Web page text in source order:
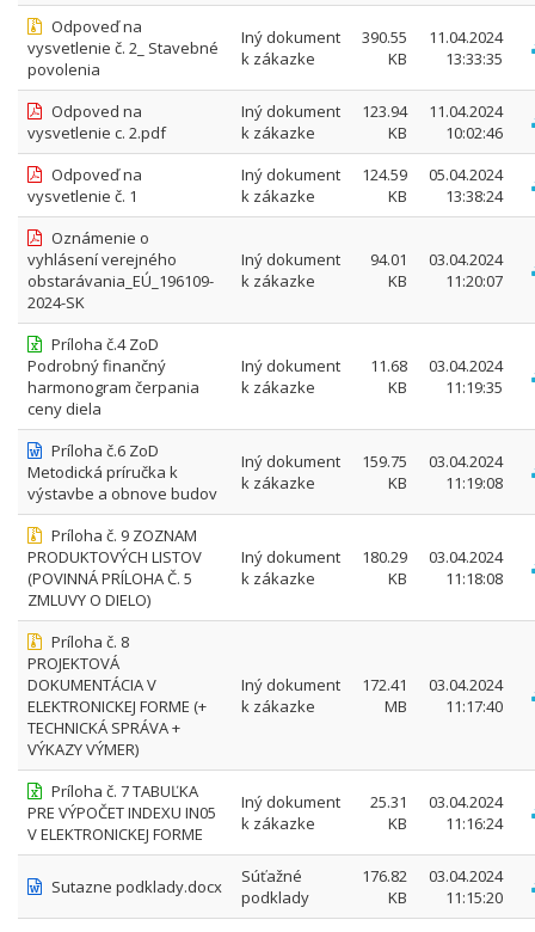
Odpoveď na
vysvetlenie č. 2_ Stavebné
povolenia
Iný dokument
k zákazke
390.55
KB
11.04.2024
13:33:35
Odpoved na
vysvetlenie c. 2.pdf
Iný dokument
k zákazke
123.94
KB
11.04.2024
10:02:46
Odpoveď na
vysvetlenie č. 1
Iný dokument
k zákazke
124.59
KB
05.04.2024
13:38:24
Oznámenie o
vyhlásení verejného
obstarávania_EÚ_196109-
2024-SK
Iný dokument
k zákazke
94.01
KB
03.04.2024
11:20:07
Príloha č.4 ZoD
Podrobný finančný
harmonogram čerpania
ceny diela
Iný dokument
k zákazke
11.68
KB
03.04.2024
11:19:35
Príloha č.6 ZoD
Metodická príručka k
výstavbe a obnove budov
Iný dokument
k zákazke
159.75
KB
03.04.2024
11:19:08
Príloha č. 9 ZOZNAM
PRODUKTOVÝCH LISTOV
(POVINNÁ PRÍLOHA Č. 5
ZMLUVY O DIELO)
Iný dokument
k zákazke
180.29
KB
03.04.2024
11:18:08
Príloha č. 8
PROJEKTOVÁ
DOKUMENTÁCIA V
ELEKTRONICKEJ FORME (+
TECHNICKÁ SPRÁVA +
VÝKAZY VÝMER)
Iný dokument
k zákazke
172.41
MB
03.04.2024
11:17:40
Príloha č. 7 TABUĽKA
PRE VÝPOČET INDEXU IN05
V ELEKTRONICKEJ FORME
Iný dokument
k zákazke
25.31
KB
03.04.2024
11:16:24
Sutazne podklady.docx
Súťažné
podklady
176.82
KB
03.04.2024
11:15:20